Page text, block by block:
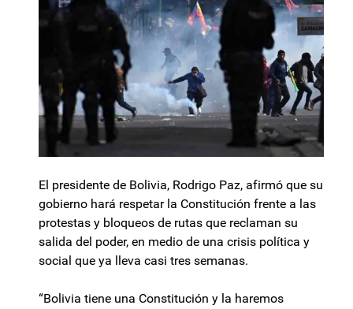
El presidente de Bolivia, Rodrigo Paz, afirmó que su
gobierno hará respetar la Constitución frente a las
protestas y bloqueos de rutas que reclaman su
salida del poder, en medio de una crisis política y
social que ya lleva casi tres semanas.
“Bolivia tiene una Constitución y la haremos